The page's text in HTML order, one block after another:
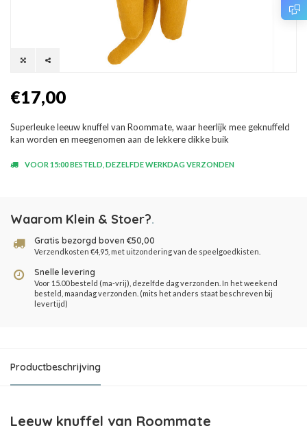
€17,00
Superleuke leeuw knuffel van Roommate, waar heerlijk mee geknuffeld
kan worden en meegenomen aan de lekkere dikke buik
VOOR 15:00 BESTELD, DEZELFDE WERKDAG VERZONDEN
Waarom Klein & Stoer?.
Gratis bezorgd boven €50,00
Verzendkosten €4,95, met uitzondering van de speelgoedkisten.
Snelle levering
Voor 15.00 besteld (ma-vrij), dezelfde dag verzonden. In het weekend
besteld, maandag verzonden. (mits het anders staat beschreven bij
levertijd)
Productbeschrijving
Leeuw knuffel van Roommate